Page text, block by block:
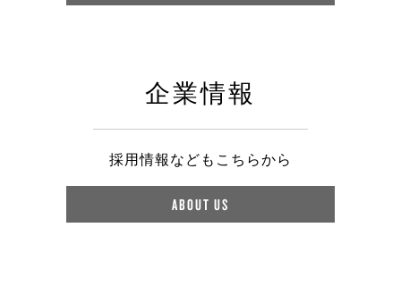
企業情報
採用情報などもこちらから
ABOUT US